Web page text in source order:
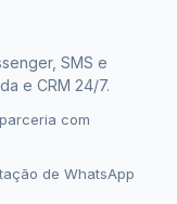
SMS e
e CRM 24/7.
com
de WhatsApp